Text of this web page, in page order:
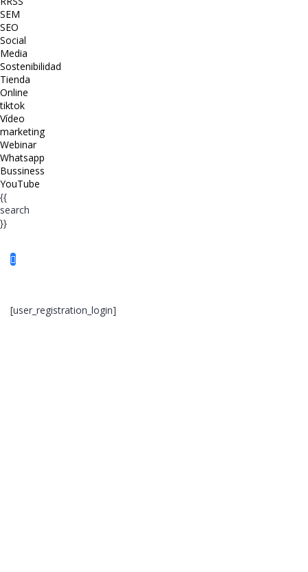
SEM
SEO
Social
Media
Sostenibilidad
Tienda
Online
tiktok
Vídeo
marketing
Webinar
Whatsapp
Bussiness
YouTube
{{
search
}}
[user_registration_login]